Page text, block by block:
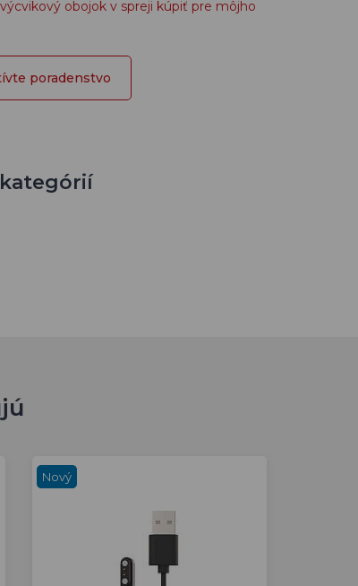
obojok v spreji kúpiť pre môjho
poradenstvo
Nový